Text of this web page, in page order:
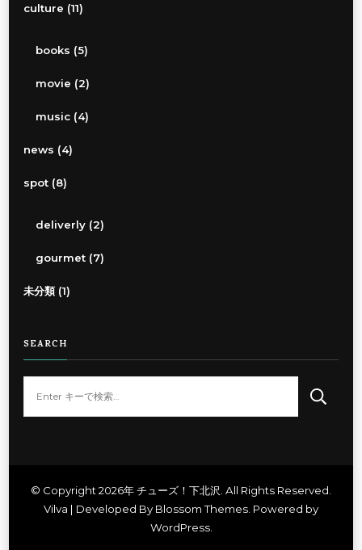
culture (11)
books (5)
movie (2)
music (4)
news (4)
spot (8)
deliverly (2)
gourmet (7)
未分類(1)
SEARCH
し© Copyright 2026年チューズ！下北沢. All Rights Reserved.
Vilva | Developed By Blossom Themes. Powered by
WordPress.